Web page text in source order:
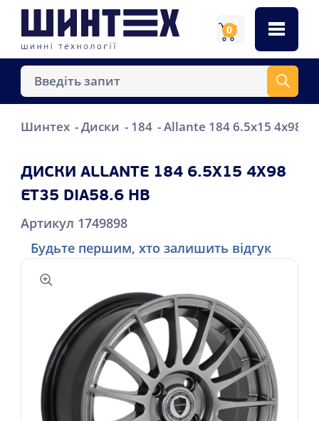
0
Шинтех Диски 184 Allante 184 6.5x15 4x98
ДИСКИ ALLANTE 184 6.5X15 4X98
ET35 DIA58.6 HB
Артикул 1749898
Будьте першим, хто залишить відгук